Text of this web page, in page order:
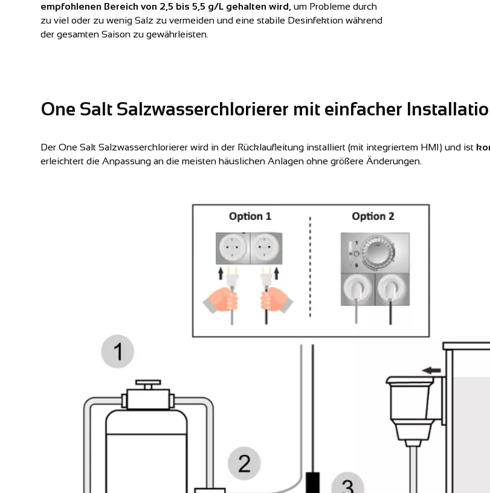
empfohlenen Bereich von 2,5 bis 5,5 g/L gehalten wird, um Probleme durch
zu viel oder zu wenig Salz zu vermeiden und eine stabile Desinfektion während
der gesamten Saison zu gewährleisten.
One Salt Salzwasserchlorierer mit einfacher
Der One Salt Salzwasserchlorierer wird in der Rücklaufleitung installiert (mit integriertem HMI) und ist
erleichtert die Anpassung an die meisten häuslichen Anlagen ohne größere Änderungen.